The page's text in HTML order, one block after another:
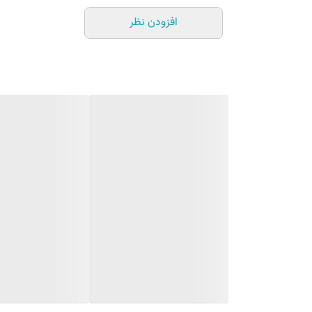
موس مو آمالفی را دور از دسترس اطفال و نور خورشید قرار
قوطی موس مو Amalfi تحت فشار است و با گرم شدن ممکن است ترکیده شود.
قوطی موس مو Amalfi را در آتش نیندازید و به سمت آتش نیز اسپری نکنید.
افزودن نظر